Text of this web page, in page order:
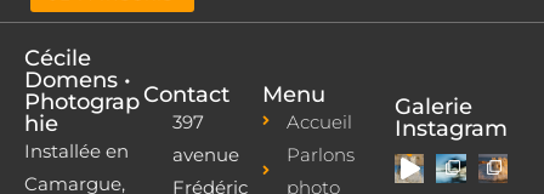
Cécile
Domens •
Photograp
hie
Installée en
Camargue,
Contact
397
avenue
Frédéric
Menu
Accueil
Parlons
photo
Galerie
Instagram